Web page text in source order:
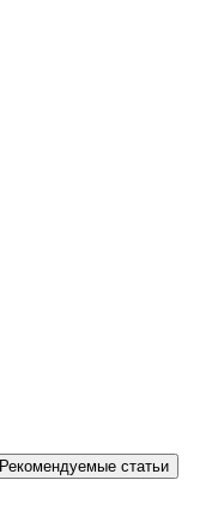
Рекомендуемые статьи